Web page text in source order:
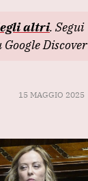
altri. Segui
Discover
15 MAGGIO 2025